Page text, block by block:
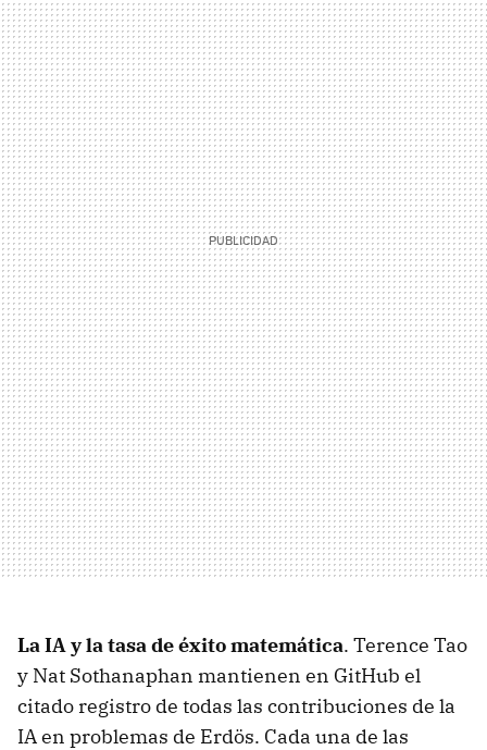
La IA y la tasa de éxito matemática. Terence Tao
y Nat Sothanaphan mantienen en GitHub el
citado registro de todas las contribuciones de la
IA en problemas de Erdös. Cada una de las